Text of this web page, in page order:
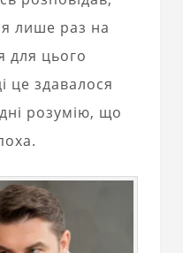
лише раз на
для цього
це здавалося
розумію, що